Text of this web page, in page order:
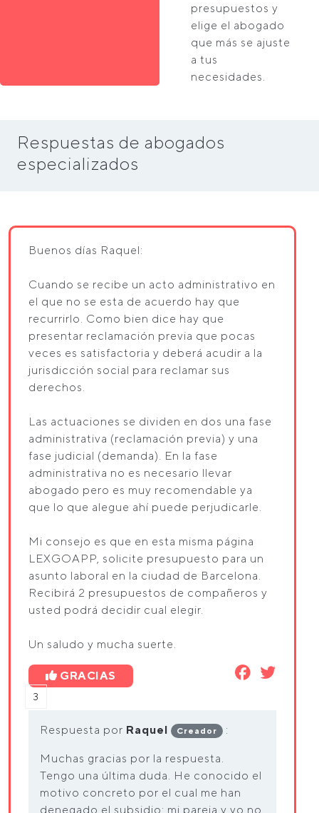
presupuestos y
elige el abogado
que más se ajuste
a tus
necesidades.
Respuestas de abogados
especializados
Buenos días Raquel:
Cuando se recibe un acto administrativo en
el que no se esta de acuerdo hay que
recurrirlo. Como bien dice hay que
presentar reclamación previa que pocas
veces es satisfactoria y deberá acudir a la
jurisdicción social para reclamar sus
derechos.
Las actuaciones se dividen en dos una fase
administrativa (reclamación previa) y una
fase judicial (demanda). En la fase
administrativa no es necesario llevar
abogado pero es muy recomendable ya
que lo que alegue ahí puede perjudicarle.
Mi consejo es que en esta misma página
LEXGOAPP, solicite presupuesto para un
asunto laboral en la ciudad de Barcelona.
Recibirá 2 presupuestos de compañeros y
usted podrá decidir cual elegir.
Un saludo y mucha suerte.
GRACIAS
3
Respuesta por Raquel Creador :
Muchas gracias por la respuesta.
Tengo una última duda. He conocido el
motivo concreto por el cual me han
denegado el subsidio: mi pareja y yo no